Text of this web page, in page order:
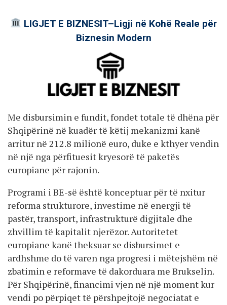
LIGJET E BIZNESIT–Ligji në Kohë Reale për
Biznesin Modern
Me disbursimin e fundit, fondet totale të dhëna për
Shqipërinë në kuadër të këtij mekanizmi kanë
arritur në 212.8 milionë euro, duke e kthyer vendin
në një nga përfituesit kryesorë të paketës
europiane për rajonin.
Programi i BE-së është konceptuar për të nxitur
reforma strukturore, investime në energji të
pastër, transport, infrastrukturë digjitale dhe
zhvillim të kapitalit njerëzor. Autoritetet
europiane kanë theksuar se disbursimet e
ardhshme do të varen nga progresi i mëtejshëm në
zbatimin e reformave të dakorduara me Brukselin.
Për Shqipërinë, financimi vjen në një moment kur
vendi po përpiqet të përshpejtojë negociatat e